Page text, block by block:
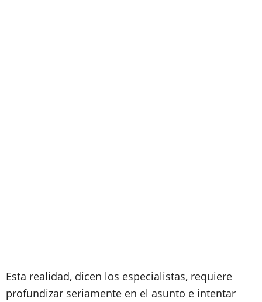
Esta realidad, dicen los especialistas, requiere
profundizar seriamente en el asunto e intentar